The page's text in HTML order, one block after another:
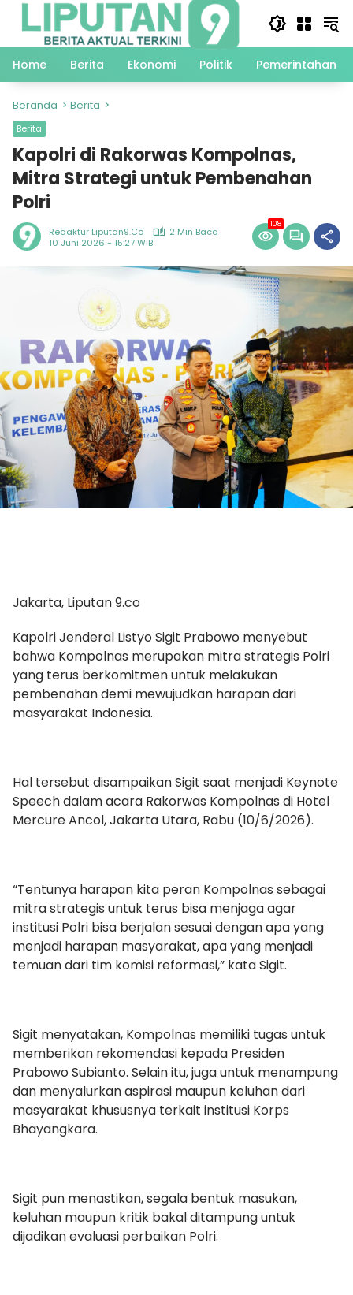
Langsung
Home
Berita Ekonomi Politik Pemerintahan
Beranda Berita
Berita
Kapolri di Rakorwas Kompolnas,
Mitra Strategi untuk Pembenahan
Polri
Redaktur Liputan9.co
2 Min Baca
10 Juni 2026 - 15:27 WIB
108
Jakarta, Liputan 9.co
Kapolri Jenderal Listyo Sigit Prabowo menyebut
bahwa Kompolnas merupakan mitra strategis Polri
yang terus berkomitmen untuk melakukan
pembenahan demi mewujudkan harapan dari
masyarakat Indonesia.
Hal tersebut disampaikan Sigit saat menjadi Keynote
Speech dalam acara Rakorwas Kompolnas di Hotel
Mercure Ancol, Jakarta Utara, Rabu (10/6/2026).
“Tentunya harapan kita peran Kompolnas sebagai
mitra strategis untuk terus bisa menjaga agar
institusi Polri bisa berjalan sesuai dengan apa yang
menjadi harapan masyarakat, apa yang menjadi
temuan dari tim komisi reformasi,” kata Sigit.
Sigit menyatakan, Kompolnas memiliki tugas untuk
memberikan rekomendasi kepada Presiden
Prabowo Subianto. Selain itu, juga untuk menampung
dan menyalurkan aspirasi maupun keluhan dari
masyarakat khususnya terkait institusi Korps
Bhayangkara.
Sigit pun menastikan, segala bentuk masukan,
keluhan maupun kritik bakal ditampung untuk
dijadikan evaluasi perbaikan Polri.